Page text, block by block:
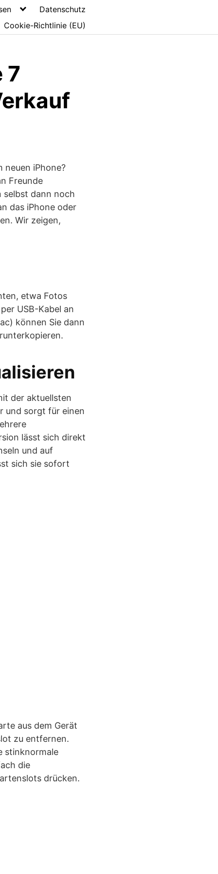
Datenschutz
Cookie-Richtlinie (EU)
7
neuen iPhone?
Freunde
selbst dann noch
das iPhone oder
Wir zeigen,
etwa Fotos
USB-Kabel an
können Sie dann
der aktuellsten
und sorgt für einen
lässt sich direkt
und auf
sich sie sofort
aus dem Gerät
zu entfernen.
stinknormale
die
drücken.